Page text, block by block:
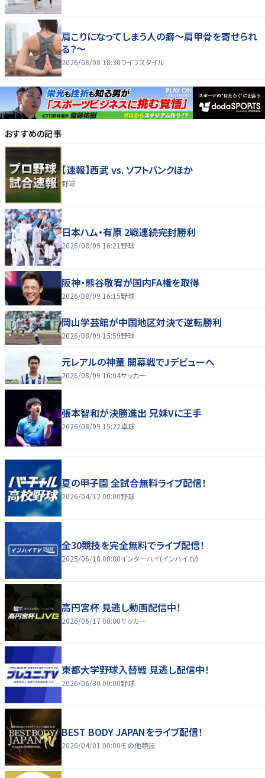
肩こりになってしまう人の癖～肩甲骨を寄せられ
る？～
2026/08/08 18:30ライフスタイル
おすすめの記事
【速報】西武 vs. ソフトバンクほか
野球
日本ハム・有原 2戦連続完封勝利
2026/08/09 16:21 野球
阪神・熊谷敬宥が国内FA権を取得
2026/08/09 16:15野球
岡山学芸館が中国地区対決で逆転勝利
2026/08/09 15:59野球
元レアルの神童 開幕戦でJデビューへ
2026/08/09 16:04サッカー
張本智和が決勝進出 兄妹Vに王手
2026/08/09 15:22卓球
夏の甲子園 全試合無料ライブ配信！
2026/04/12 00:00野球
全30競技を完全無料でライブ配信！
2025/06/18 00:00インターハイ(インハイ.tv)
高円宮杯 見逃し動画配信中！
2026/06/17 00:00サッカー
東都大学野球入替戦 見逃し配信中！
2026/06/30 00:00野球
BEST BODY JAPANをライブ配信！
2026/04/01 00:00その他競技